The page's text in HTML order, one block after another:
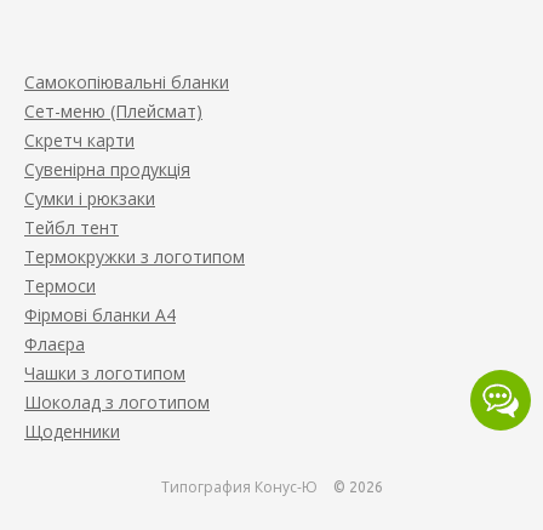
Самокопіювальні бланки
Сет-меню (Плейсмат)
Скретч карти
Сувенірна продукція
Сумки і рюкзаки
Тейбл тент
Термокружки з логотипом
Термоси
Фірмові бланки А4
Флаєра
Чашки з логотипом
Шоколад з логотипом
Щоденники
Типография Конус-Ю © 2026